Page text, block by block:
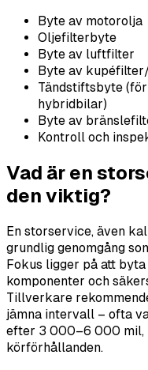
Byte av motorolja
Oljefilterbyte
Byte av luftfilter
Byte av
Tändstiftsbyte
hybridbilar)
Byte av
Kontroll och
Vad är en
den viktig?
En storservice, även
grundlig genomgång
Fokus ligger på att
komponenter och
Tillverkare
jämna intervall – ofta
efter 3 000–6 000 mil,
körförhållanden.